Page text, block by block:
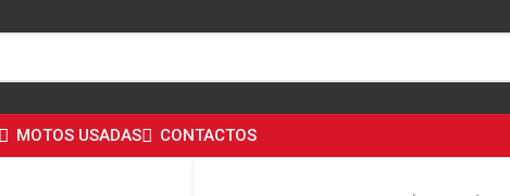
MOTOS USADAS CONTACTOS